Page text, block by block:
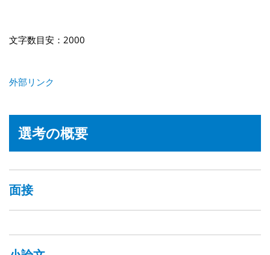
文字数目安：2000
外部リンク
選考の概要
面接